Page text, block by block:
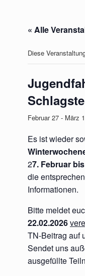
« Alle
Diese
Februar 27 - März 1
Es ist wieder
27. Februar
die
Informationen.
Bitte meldet
22.02.2026
TN-Beitrag auf
Sendet uns
ausgefüllte